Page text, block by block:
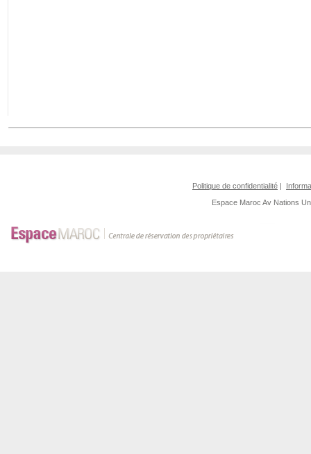
Politique de confidentialité |
Espace Maroc Av Nations